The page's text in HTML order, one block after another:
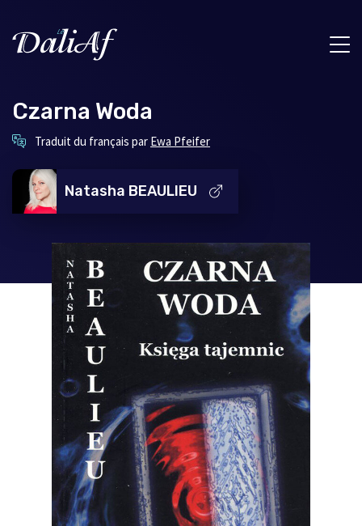
Czarna Woda
Traduit du français par Ewa PfeiferCe
dans
une
Natasha BEAULIEU